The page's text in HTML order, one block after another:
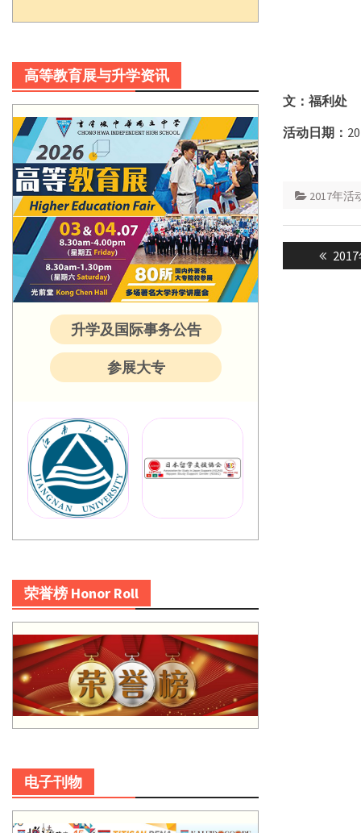
文：福利处
活动日期：
2017年活
Post
post:
高等教育展与升学资讯
升学及国际事务公告
参展大专
荣誉榜 Honor Roll
电子刊物